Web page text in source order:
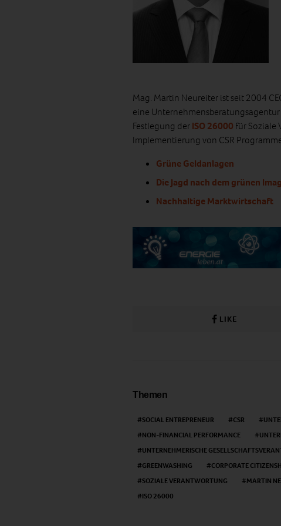
Mag. Martin Neureiter ist seit 2004
eine
Festlegung derISO 26000 für Soziale
Implementierung von CSR
Grüne Geldanlagen
Die Jagd nach dem grünen
Nachhaltige Marktwirtschaft
LIKE
Themen
SOCIAL ENTREPRENEUR CSR
NON-FINANCIAL PERFORMANCE
UNTERNEHMERISCHE
GREENWASHING
CORPORATE
SOZIALE VERANTWORTUNG
MARTIN
ISO 26000